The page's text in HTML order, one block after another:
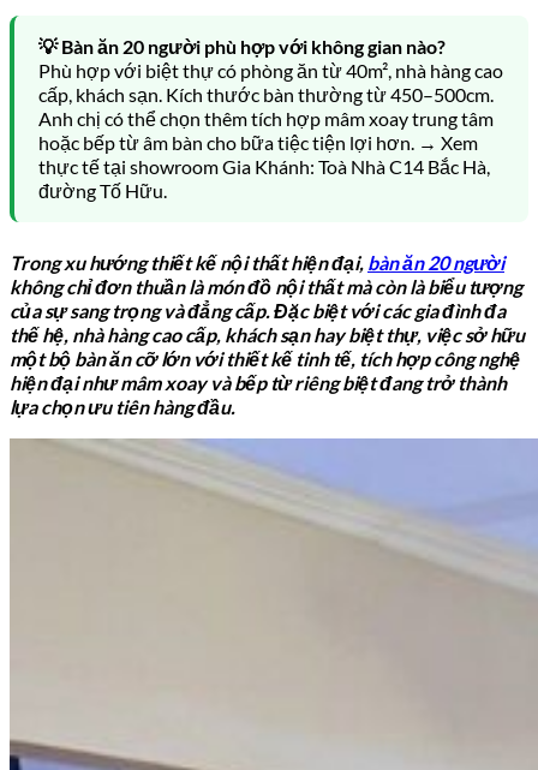
💡 Bàn ăn 20 người phù hợp với không gian nào?
Phù hợp với biệt thự có phòng ăn từ 40m², nhà hàng cao
cấp, khách sạn. Kích thước bàn thường từ 450–500cm.
Anh chị có thể chọn thêm tích hợp mâm xoay trung tâm
hoặc bếp từ âm bàn cho bữa tiệc tiện lợi hơn. → Xem
thực tế tại showroom Gia Khánh: Toà Nhà C14 Bắc Hà,
đường Tố Hữu.
Trong xu hướng thiết kế nội thất hiện đại, bàn ăn 20 người
không chỉ đơn thuần là món đồ nội thất mà còn là biểu tượng
của sự sang trọng và đẳng cấp. Đặc biệt với các gia đình đa
thế hệ, nhà hàng cao cấp, khách sạn hay biệt thự, việc sở hữu
một bộ bàn ăn cỡ lớn với thiết kế tinh tế, tích hợp công nghệ
hiện đại như mâm xoay và bếp từ riêng biệt đang trở thành
lựa chọn ưu tiên hàng đầu.